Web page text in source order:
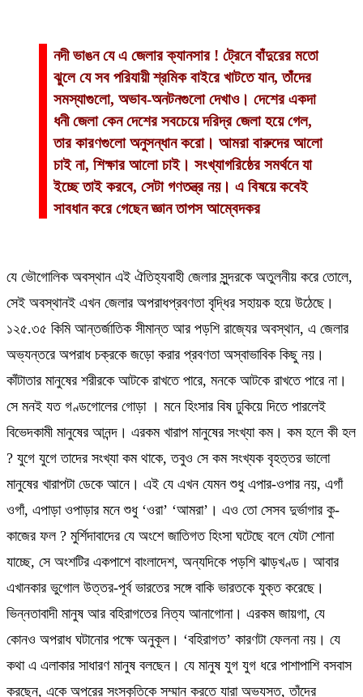
নদী ভাঙন যে এ জেলার ক্যানসার ! ট্রেনে বাঁদুরের মতো
ঝুলে যে সব পরিযায়ী শ্রমিক বাইরে খাটতে যান, তাঁদের
সমস্যাগুলো, অভাব-অনটনগুলো দেখাও। দেশের একদা
ধনী জেলা কেন দেশের সবচেয়ে দরিদ্র জেলা হয়ে গেল,
তার কারণগুলো অনুসন্ধান করো। আমরা বারুদের আলো
চাই না, শিক্ষার আলো চাই। সংখ্যাগরিষ্ঠের সমর্থনে যা
ইচ্ছে তাই করবে, সেটা গণতন্ত্র নয়। এ বিষয়ে কবেই
সাবধান করে গেছেন জ্ঞান তাপস আম্বেদকর
যে ভৌগোলিক অবস্থান এই ঐতিহ্যবাহী জেলার সুন্দরকে অতুলনীয় করে তোলে,
সেই অবস্থানই এখন জেলার অপরাধপ্রবণতা বৃদ্ধির সহায়ক হয়ে উঠেছে।
১২৫.৩৫ কিমি আন্তর্জাতিক সীমান্ত আর পড়শি রাজ্যের অবস্থান, এ জেলার
অভ্যন্তরে অপরাধ চক্রকে জড়ো করার প্রবণতা অস্বাভাবিক কিছু নয়।
কাঁটাতার মানুষের শরীরকে আটকে রাখতে পারে, মনকে আটকে রাখতে পারে না।
সে মনই যত গণ্ডগোলের গোড়া । মনে হিংসার বিষ ঢুকিয়ে দিতে পারলেই
বিভেদকামী মানুষের আনন্দ। এরকম খারাপ মানুষের সংখ্যা কম। কম হলে কী হল
? যুগে যুগে তাদের সংখ্যা কম থাকে, তবুও সে কম সংখ্যক বৃহত্তর ভালো
মানুষের খারাপটা ডেকে আনে। এই যে এখন যেমন শুধু এপার-ওপার নয়, এগাঁ
ওগাঁ, এপাড়া ওপাড়ার মনে শুধু ‘ওরা’ ‘আমরা’। এও তো সেসব দুর্ভাগার কু-
কাজের ফল ? মুর্শিদাবাদের যে অংশে জাতিগত হিংসা ঘটেছে বলে যেটা শোনা
যাচ্ছে, সে অংশটির একপাশে বাংলাদেশ, অন্যদিকে পড়শি ঝাড়খণ্ড। আবার
এখানকার ভুগোল উত্তর-পূর্ব ভারতের সঙ্গে বাকি ভারতকে যুক্ত করেছে।
ভিন্নতাবাদী মানুষ আর বহিরাগতের নিত্য আনাগোনা। এরকম জায়গা, যে
কোনও অপরাধ ঘটানোর পক্ষে অনুকূল। ‘বহিরাগত’ কারণটা ফেলনা নয়। যে
কথা এ এলাকার সাধারণ মানুষ বলছেন। যে মানুষ যুগ যুগ ধরে পাশাপাশি বসবাস
করছেন, একে অপরের সংস্কৃতিকে সম্মান করতে যারা অভ্যস্ত, তাঁদের